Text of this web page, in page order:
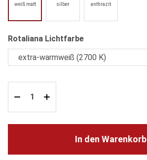
weiß matt silber anthrazit
Rotaliana Lichtfarbeauswählen
In den Warenkorb